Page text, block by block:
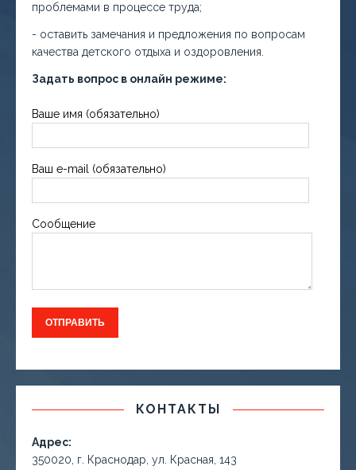
проблемами в процессе труда;
- оставить замечания и предложения по вопросам
качества детского отдыха и оздоровления.
Задать вопрос в онлайн режиме:
Ваше имя (обязательно)
Ваш e-mail (обязательно)
Сообщение
КОНТАКТЫ
Адрес:
350020, г. Краснодар, ул. Красная, 143